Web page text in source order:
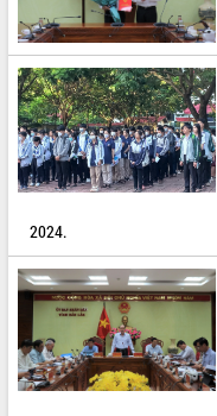
Diễn đàn Kinh tế tư nhân Việt
phá cơ chế - Hợp tác công tư
Đề án 06 tạo bước ngoặt đột phá
cải cách hành chính tỉnh Đắk Lắk
Kết nối tour, đẩy mạnh chuyển
để phát triển du lịch Đắk Lắk
Khởi động Dự án Đầu tư xây
tầng kỹ thuật Cụm công nghiệp
Tiến
Gặp mặt các cơ quan báo chí
niệm 101 năm Ngày Báo chí Cách
mạng Việt Nam
Đắk Lắk sơ kết 4 năm triển khai
hiện Đề án 06 của Chính phủ
Họp báo thông tin về Hội nghị
Quy hoạch và Xúc tiến đầu tư
2024.